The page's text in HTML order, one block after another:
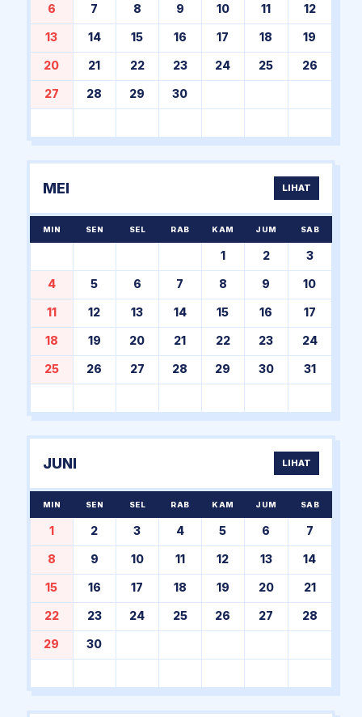
6 7 8 9 10 11 12
13 14 15 16 17 18 19
20 21 22 23 24 25 26
27 28 29 30
MEI LIHAT
MIN SEN SEL RAB KAM JUM SAB
1 2 3
4 5 6 7 8 9 10
11 12 13 14 15 16 17
18 19 20 21 22 23 24
25 26 27 28 29 30 31
JUNI LIHAT
MIN SEN SEL RAB KAM JUM SAB
1 2 3 4 5 6 7
8 9 10 11 12 13 14
15 16 17 18 19 20 21
22 23 24 25 26 27 28
29 30